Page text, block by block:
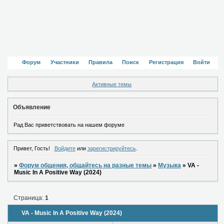
Форум Участники Правила Поиск Регистрация Войти
Активные темы
Объявление
Рад Вас приветствовать на нашем форуме
Привет, Гость! Войдитеили зарегистрируйтесь.
»Форум общения, общайтесь на разные темы »Музыка »VA -
Music In A Positive Way (2024)
VA - Music In A Positive Way (2024)
Страница:1